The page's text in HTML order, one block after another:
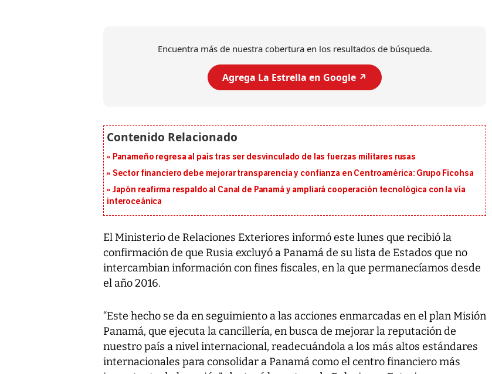
Encuentra más de nuestra cobertura en los resultados de búsqueda.
Agrega La Estrella en Google ↗️
Panameño regresa al país tras ser desvinculado de las fuerzas militares rusas
Sector financiero debe mejorar transparencia y confianza en Centroamérica: Grupo Ficohsa
Japón reafirma respaldo al Canal de Panamá y ampliará cooperación tecnológica con la vía
interoceánica
El Ministerio de Relaciones Exteriores informó este lunes que recibió la
confirmación de que Rusia excluyó a Panamá de su lista de Estados que no
intercambian información con fines fiscales, en la que permanecíamos desde
el año 2016.
“Este hecho se da en seguimiento a las acciones enmarcadas en el plan Misión
Panamá, que ejecuta la cancillería, en busca de mejorar la reputación de
nuestro país a nivel internacional, readecuándola a los más altos estándares
internacionales para consolidar a Panamá como el centro financiero más
al sur de Japón, provocando una